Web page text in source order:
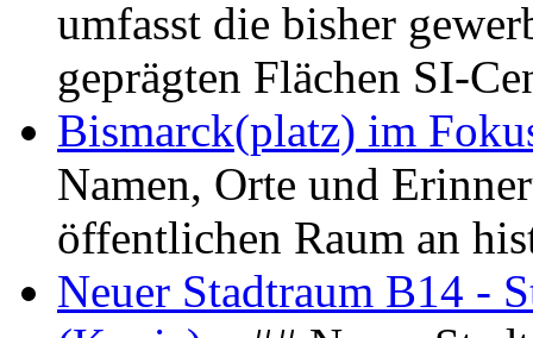
umfasst die bisher
geprägten Flächen SI-
Bismarck(platz) im
Namen, Orte und
öffentlichen Raum an
Neuer Stadtraum B14 -